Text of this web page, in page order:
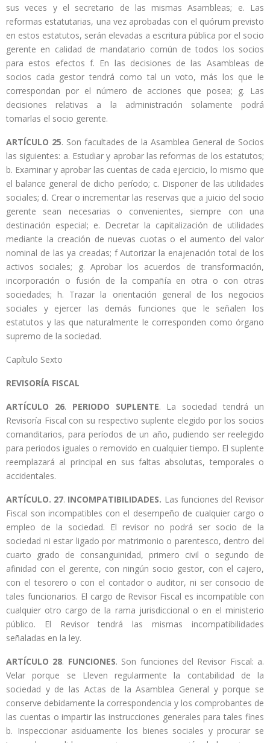
sus veces y el secretario de las mismas Asambleas; e. Las
reformas estatutarias, una vez aprobadas con el quórum previsto
en estos estatutos, serán elevadas a escritura pública por el socio
gerente en calidad de mandatario común de todos los socios
para estos efectos f. En las decisiones de las Asambleas de
socios cada gestor tendrá como tal un voto, más los que le
correspondan por el número de acciones que posea; g. Las
decisiones relativas a la administración solamente podrá
tomarlas el socio gerente.
ARTÍCULO 25. Son facultades de la Asamblea General de Socios
las siguientes: a. Estudiar y aprobar las reformas de los estatutos;
b. Examinar y aprobar las cuentas de cada ejercicio, lo mismo que
el balance general de dicho período; c. Disponer de las utilidades
sociales; d. Crear o incrementar las reservas que a juicio del socio
gerente sean necesarias o convenientes, siempre con una
destinación especial; e. Decretar la capitalización de utilidades
mediante la creación de nuevas cuotas o el aumento del valor
nominal de las ya creadas; f Autorizar la enajenación total de los
activos sociales; g. Aprobar los acuerdos de transformación,
incorporación o fusión de la compañía en otra o con otras
sociedades; h. Trazar la orientación general de los negocios
sociales y ejercer las demás funciones que le señalen los
estatutos y las que naturalmente le corresponden como órgano
supremo de la sociedad.
Capítulo Sexto
REVISORÍA FISCAL
ARTÍCULO 26. PERIODO SUPLENTE. La sociedad tendrá un
Revisoría Fiscal con su respectivo suplente elegido por los socios
comanditarios, para períodos de un año, pudiendo ser reelegido
para periodos iguales o removido en cualquier tiempo. El suplente
reemplazará al principal en sus faltas absolutas, temporales o
accidentales.
ARTÍCULO. 27. INCOMPATIBILIDADES. Las funciones del Revisor
Fiscal son incompatibles con el desempeño de cualquier cargo o
empleo de la sociedad. El revisor no podrá ser socio de la
sociedad ni estar ligado por matrimonio o parentesco, dentro del
cuarto grado de consanguinidad, primero civil o segundo de
afinidad con el gerente, con ningún socio gestor, con el cajero,
con el tesorero o con el contador o auditor, ni ser consocio de
tales funcionarios. El cargo de Revisor Fiscal es incompatible con
cualquier otro cargo de la rama jurisdiccional o en el ministerio
público. El Revisor tendrá las mismas incompatibilidades
señaladas en la ley.
ARTÍCULO 28. FUNCIONES. Son funciones del Revisor Fiscal: a.
Velar porque se Lleven regularmente la contabilidad de la
sociedad y de las Actas de la Asamblea General y porque se
conserve debidamente la correspondencia y los comprobantes de
las cuentas o impartir las instrucciones generales para tales fines
b. Inspeccionar asiduamente los bienes sociales y procurar se